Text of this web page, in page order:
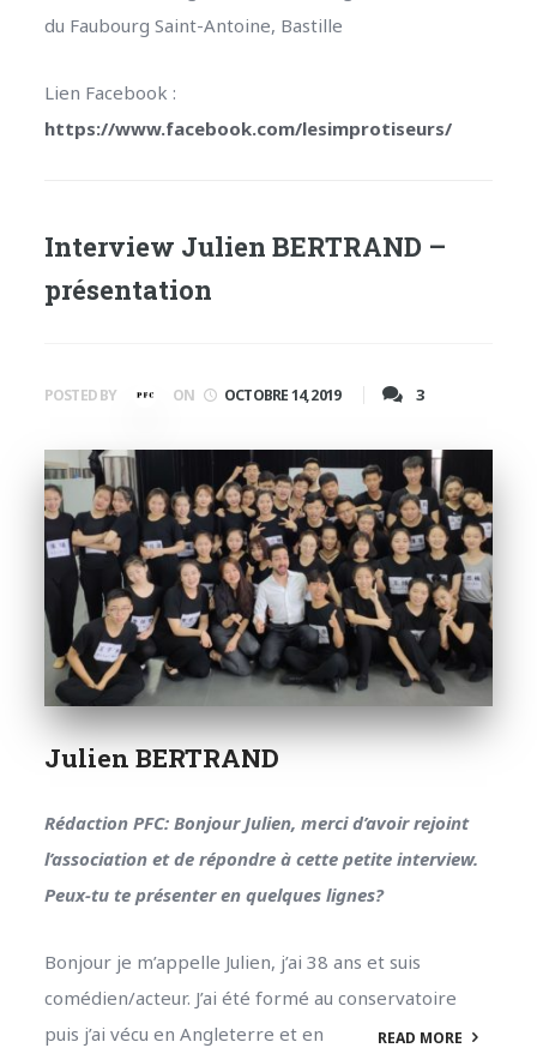
du Faubourg Saint-Antoine, Bastille
Lien Facebook :
https://www.facebook.com/lesimprotiseurs/
Interview Julien BERTRAND –
présentation
POSTED BY ON OCTOBRE 14, 2019 3
Julien BERTRAND
Rédaction PFC: Bonjour Julien, merci d’avoir rejoint
l’association et de répondre à cette petite interview.
Peux-tu te présenter en quelques lignes?
Bonjour je m’appelle Julien, j’ai 38 ans et suis
comédien/acteur. J’ai été formé au conservatoire
puis j’ai vécu en Angleterre et en
READ MORE